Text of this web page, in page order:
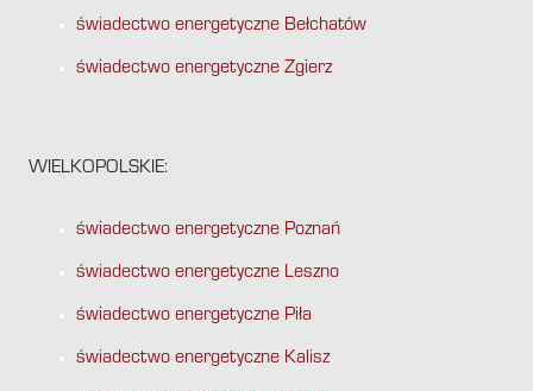
świadectwo energetyczne Bełchatów
świadectwo energetyczne Zgierz
WIELKOPOLSKIE:
świadectwo energetyczne Poznań
świadectwo energetyczne Leszno
świadectwo energetyczne Piła
świadectwo energetyczne Kalisz